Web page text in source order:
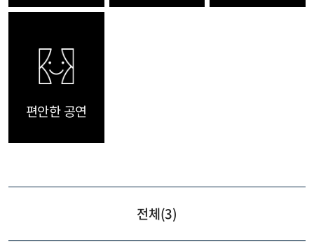
편안한 공연
전체(3)